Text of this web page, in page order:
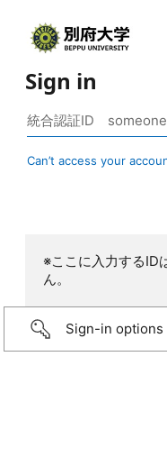
Sign in
Can’t access your
※ここに入力するID
ん。
Sign-in options